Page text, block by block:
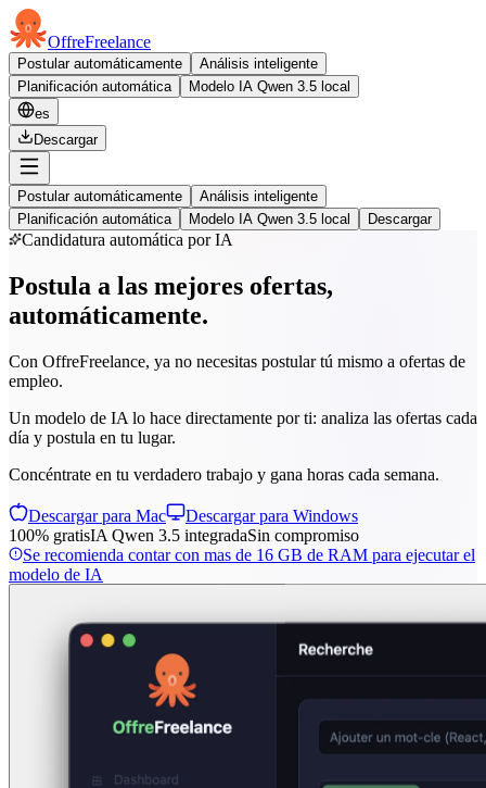
OffreFreelance
Postular automáticamente
Análisis inteligente
Planificación automática
Modelo IA Qwen 3.5 local
es
Descargar
Postular automáticamente
Análisis inteligente
Planificación automática
Modelo IA Qwen 3.5 local Descargar
Candidatura automática por IA
Postula a las mejores ofertas,
automáticamente.
Con OffreFreelance, ya no necesitas postular tú mismo a ofertas de
empleo.
Un modelo de IA lo hace directamente por ti: analiza las ofertas cada
día y postula en tu lugar.
Concéntrate en tu verdadero trabajo y gana horas cada semana.
Descargar para Mac
Descargar para Windows
100% gratisIA Qwen 3.5 integradaSin compromiso
Se recomienda contar con mas de 16 GB de RAM para ejecutar el
modelo de IA